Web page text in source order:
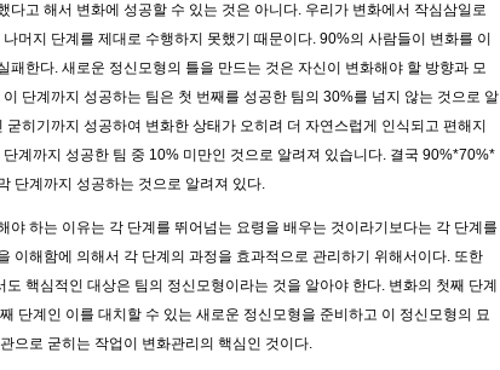
다고 해서 변화에 성공할 수 있는 것은 아니다. 우리가 변화에서 작심삼일로
머지 단계를 제대로 수행하지 못했기 때문이다. 90%의 사람들이 변화를 이
패한다. 새로운 정신모형의 틀을 만드는 것은 자신이 변화해야 할 방향과 모
단계까지 성공하는 팀은 첫 번째를 성공한 팀의 30%를 넘지 않는 것으로 알
히기까지 성공하여 변화한 상태가 오히려 더 자연스럽게 인식되고 편해지
계까지 성공한 팀 중 10% 미만인 것으로 알려져 있습니다. 결국 90%*70%*
단계까지 성공하는 것으로 알려져 있다.
야 하는 이유는 각 단계를 뛰어넘는 요령을 배우는 것이라기보다는 각 단계를
이해함에 의해서 각 단계의 과정을 효과적으로 관리하기 위해서이다. 또한
핵심적인 대상은 팀의 정신모형이라는 것을 알아야 한다. 변화의 첫째 단계
단계인 이를 대치할 수 있는 새로운 정신모형을 준비하고 이 정신모형의 묘
으로 굳히는 작업이 변화관리의 핵심인 것이다.